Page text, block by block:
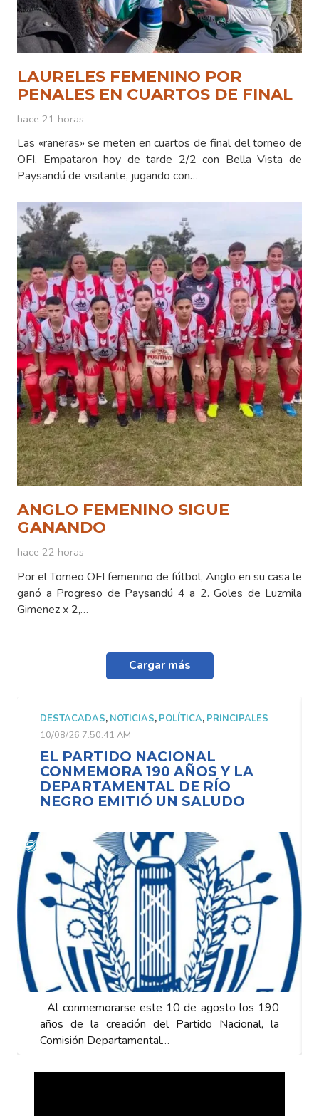
LAURELES FEMENINO POR
PENALES EN CUARTOS DE FINAL
hace 21 horas
Las «raneras» se meten en cuartos de final del torneo de
OFI. Empataron hoy de tarde 2/2 con Bella Vista de
Paysandú de visitante, jugando con…
ANGLO FEMENINO SIGUE
GANANDO
hace 22 horas
Por el Torneo OFI femenino de fútbol, Anglo en su casa le
ganó a Progreso de Paysandú 4 a 2. Goles de Luzmila
Gimenez x 2,…
Cargar más
DESTACADAS, NOTICIAS, POLÍTICA, PRINCIPALES
10/08/26 7:50:41 AM
EL PARTIDO NACIONAL
CONMEMORA 190 AÑOS Y LA
DEPARTAMENTAL DE RÍO
NEGRO EMITIÓ UN SALUDO
Al conmemorarse este 10 de agosto los 190
años de la creación del Partido Nacional, la
Comisión Departamental…